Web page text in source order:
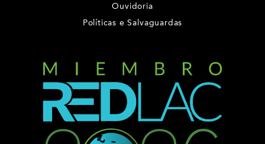
Ouvidoria
Políticas e Salvaguardas